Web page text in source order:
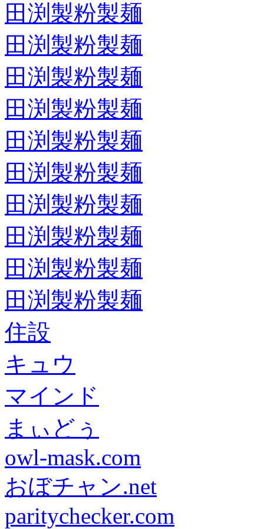
田渕製粉製麺
田渕製粉製麺
田渕製粉製麺
田渕製粉製麺
田渕製粉製麺
田渕製粉製麺
田渕製粉製麺
田渕製粉製麺
田渕製粉製麺
田渕製粉製麺
住設
キュウ
マインド
まぃどぅ
owl-mask.com
おぼチャン.net
paritychecker.com